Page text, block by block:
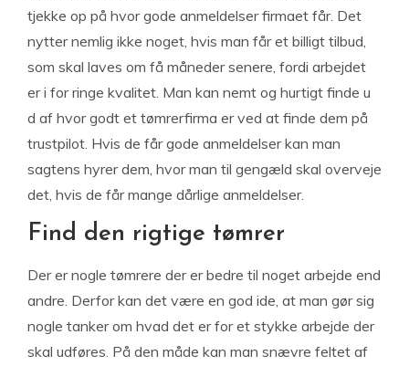
tjekke op på hvor gode anmeldelser firmaet får. Det
nytter nemlig ikke noget, hvis man får et billigt tilbud,
som skal laves om få måneder senere, fordi arbejdet
er i for ringe kvalitet. Man kan nemt og hurtigt finde u
d af hvor godt et tømrerfirma er ved at finde dem på
trustpilot. Hvis de får gode anmeldelser kan man
sagtens hyrer dem, hvor man til gengæld skal overveje
det, hvis de får mange dårlige anmeldelser.
Find den rigtige tømrer
Der er nogle tømrere der er bedre til noget arbejde end
andre. Derfor kan det være en god ide, at man gør sig
nogle tanker om hvad det er for et stykke arbejde der
skal udføres. På den måde kan man snævre feltet af